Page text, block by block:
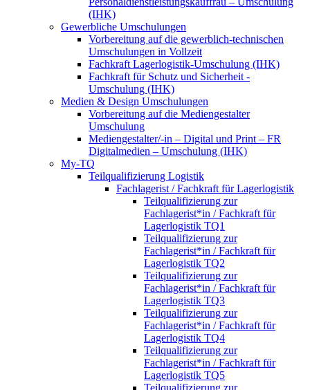
(IHK)
Gewerbliche Umschulungen
Vorbereitung auf die gewerblich-technischen
Umschulungen in Vollzeit
Fachkraft Lagerlogistik-Umschulung (IHK)
Fachkraft für Schutz und Sicherheit -
Umschulung (IHK)
Medien & Design Umschulungen
Vorbereitung auf die Mediengestalter
Umschulung
Mediengestalter/-in – Digital und Print – FR
Digitalmedien – Umschulung (IHK)
My-TQ
Teilqualifizierung Logistik
Fachlagerist / Fachkraft für Lagerlogistik
Teilqualifizierung zur
Fachlagerist*in / Fachkraft für
Lagerlogistik TQ1
Teilqualifizierung zur
Fachlagerist*in / Fachkraft für
Lagerlogistik TQ2
Teilqualifizierung zur
Fachlagerist*in / Fachkraft für
Lagerlogistik TQ3
Teilqualifizierung zur
Fachlagerist*in / Fachkraft für
Lagerlogistik TQ4
Teilqualifizierung zur
Fachlagerist*in / Fachkraft für
Lagerlogistik TQ5
Teilqualifizierung zur